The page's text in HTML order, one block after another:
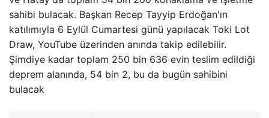
sahibi bulacak. Başkan Recep Tayyip Erdoğan'ın
katılımıyla 6 Eylül Cumartesi günü yapılacak Toki Lot
Draw, YouTube üzerinden anında takip edilebilir.
Şimdiye kadar toplam 250 bin 636 evin teslim edildiği
deprem alanında, 54 bin 2, bu da bugün sahibini
bulacak